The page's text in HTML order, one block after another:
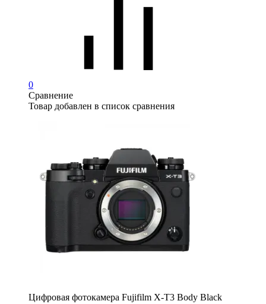
0
Сравнение
Товар добавлен в список сравнения
Цифровая фотокамера Fujifilm X-T3 Body Black